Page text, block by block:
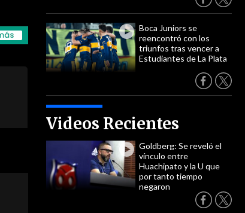
Boca Juniors se
reencontró con los
triunfos tras vencer a
Estudiantes de La Plata
Videos Recientes
Goldberg: Se reveló el
vínculo entre
Huachipato y la U que
por tanto tiempo
negaron